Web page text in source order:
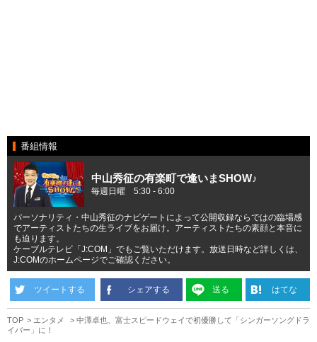
番組情報
中山秀征の有楽町で逢いまSHOW♪
毎週日曜 5:30 - 6:00
パーソナリティ・中山秀征のナビゲートによって公開収録ならではの臨場感
でアーティストたちの生ライブをお届け。アーティストたちの素顔と本音に
も迫ります。
ケーブルテレビ「J:COM」でもご覧いただけます。放送日時など詳しくは、
J:COMのホームページでご確認ください。
ツイートする シェアする 送る はてな
TOP エンタメ
中澤卓也、富士スピードウェイで初優勝して「シンガーソングドラ
イバー」に！